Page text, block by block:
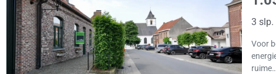
3 slp.
Voor